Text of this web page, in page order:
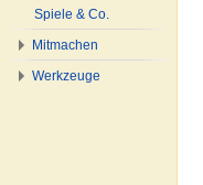
Spiele & Co.
Mitmachen
Werkzeuge